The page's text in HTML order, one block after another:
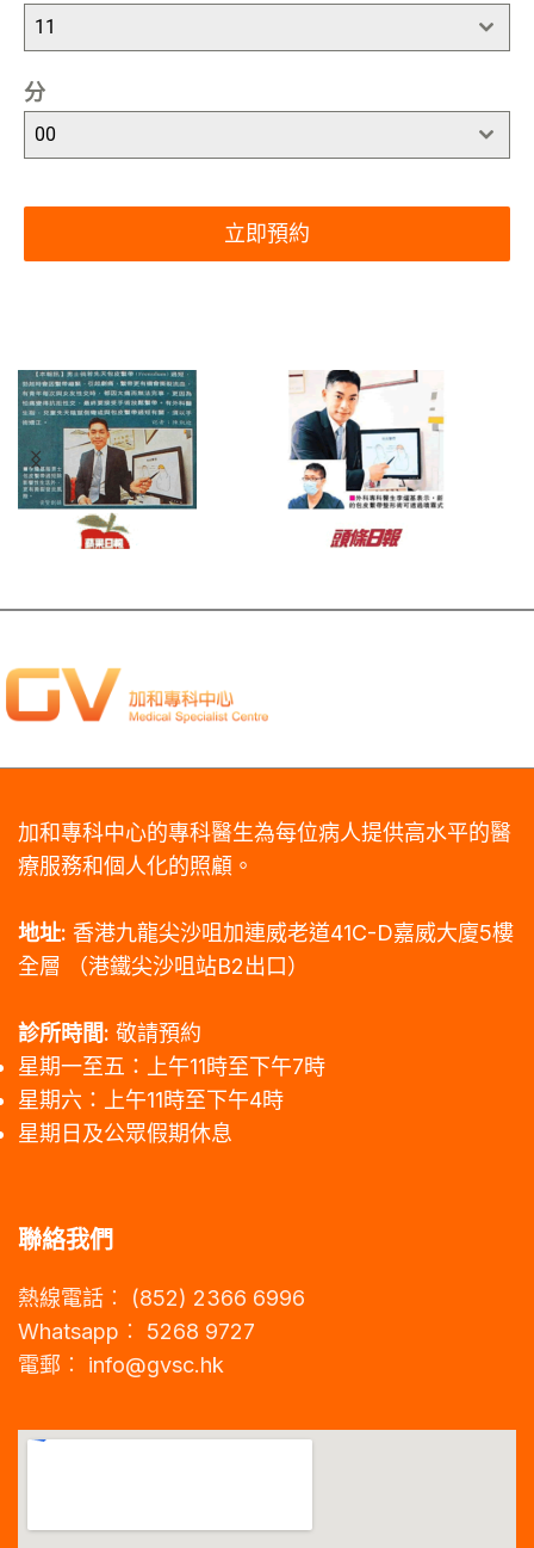
11
分
00
立即預約
加和專科中心的專科醫生為每位病人提供高水平的醫
療服務和個人化的照顧。
地址: 香港九龍尖沙咀加連威老道41C-D嘉威大廈5樓
全層 （港鐵尖沙咀站B2出口）
診所時間: 敬請預約
星期一至五：上午11時至下午7時
星期六：上午11時至下午4時
星期日及公眾假期休息
聯絡我們
熱線電話︰ (852) 2366 6996
Whatsapp︰ 5268 9727
電郵︰ info@gvsc.hk